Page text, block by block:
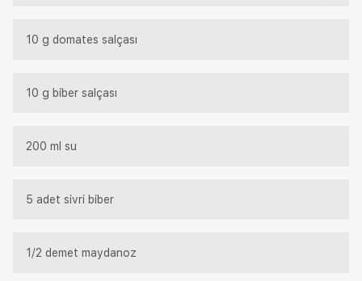
10 g domates salçası
10 g biber salçası
200 ml su
5 adet sivri biber
1/2 demet maydanoz